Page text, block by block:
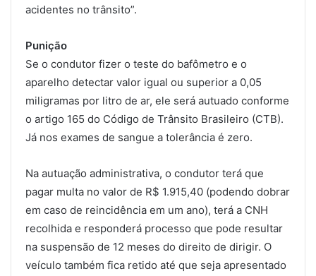
acidentes no trânsito”.
Punição
Se o condutor fizer o teste do bafômetro e o
aparelho detectar valor igual ou superior a 0,05
miligramas por litro de ar, ele será autuado conforme
o artigo 165 do Código de Trânsito Brasileiro (CTB).
Já nos exames de sangue a tolerância é zero.
Na autuação administrativa, o condutor terá que
pagar multa no valor de R$ 1.915,40 (podendo dobrar
em caso de reincidência em um ano), terá a CNH
recolhida e responderá processo que pode resultar
na suspensão de 12 meses do direito de dirigir. O
veículo também fica retido até que seja apresentado